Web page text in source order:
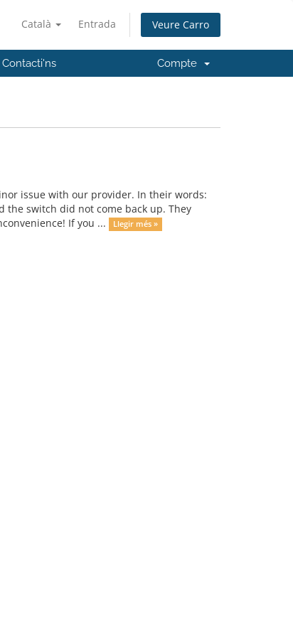
Català Entrada Veure Carro
Contacti'ns Compte
issue with our provider. In their words:
switch did not come back up. They
If you ...
Llegir més »